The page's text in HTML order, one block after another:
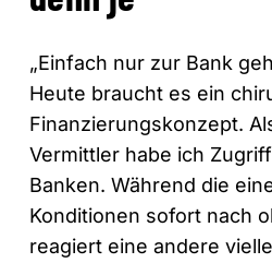
„Einfach nur zur Bank
Heute braucht es ein
Finanzierungskonzept.
Vermittler habe ich
Banken. Während die
Konditionen sofort nach
reagiert eine andere